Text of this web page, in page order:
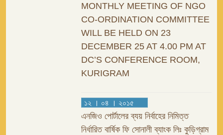
MONTHLY MEETING OF NGO
CO-ORDINATION COMMITTEE
WILL BE HELD ON 23
DECEMBER 25 AT 4.00 PM AT
DC’S CONFERENCE ROOM,
KURIGRAM
১২ । ০৪ । ২০১৫
এনজিও পোর্টালের ব্যয় নির্বাহের নিমিত্ত
নির্ধারিত বার্ষিক ফি সোনালী ব্যাংক লিঃ কুড়িগ্রাম